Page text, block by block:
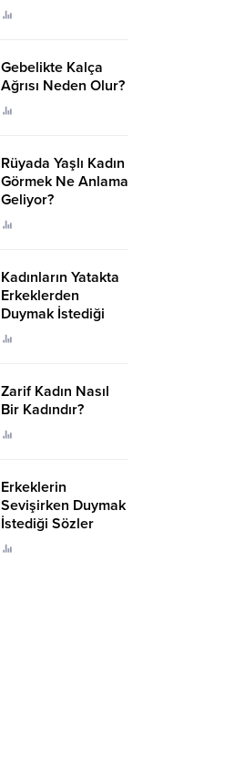
Gebelikte Kalça
Ağrısı Neden Olur?
Rüyada Yaşlı Kadın
Görmek Ne Anlama
Geliyor?
Kadınların Yatakta
Erkeklerden
Duymak İstediği
Sözler
Zarif Kadın Nasıl
Bir Kadındır?
Erkeklerin
Sevişirken Duymak
İstediği Sözler
Neler?